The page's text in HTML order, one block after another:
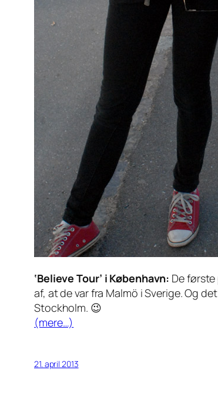
‘Believe Tour’ i København: De
af, at de var fra Malmö i Sverige. Og
Stockholm. 😉
(mere…)
21. april 2013